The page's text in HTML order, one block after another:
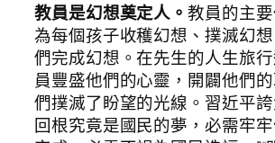
教員是幻想奠定人。教員的主
為每個孩子收穫幻想、撲滅幻
們完成幻想。在先生的人生旅
員豐盛他們的心靈，開闢他們
們撲滅了盼望的光線。習近平
回根究竟是國民的夢，必需牢